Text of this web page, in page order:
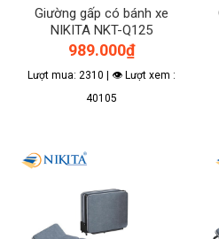
Giường gấp có bánh xe
NIKITA NKT-Q125
989.000₫
Lượt mua: 2310 | 👁 Lượt xem :
40105